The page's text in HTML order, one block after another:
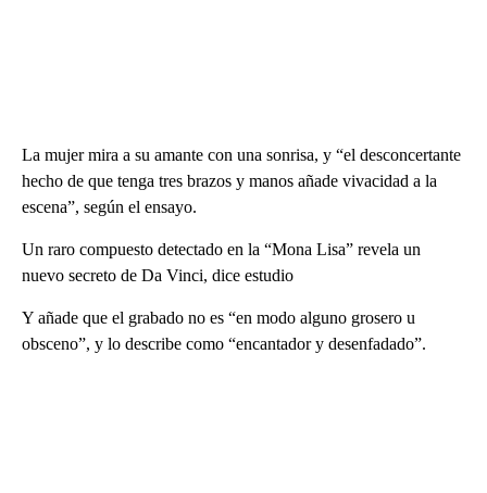
La mujer mira a su amante con una sonrisa, y “el desconcertante
hecho de que tenga tres brazos y manos añade vivacidad a la
escena”, según el ensayo.
Un raro compuesto detectado en la “Mona Lisa” revela un
nuevo secreto de Da Vinci, dice estudio
Y añade que el grabado no es “en modo alguno grosero u
obsceno”, y lo describe como “encantador y desenfadado”.